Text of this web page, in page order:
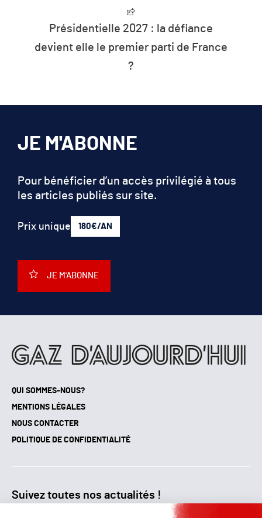
2027 : la défiance
le premier parti de France
QUI SOMMES-NOUS?
MENTIONS LÉGALES
NOUS CONTACTER
POLITIQUE DE CONFIDENTIALITÉ
Suivez toutes nos actualités !
JE M'ABONNE
Pour bénéficier d’un accès privilégié à tous
les articles publiés sur site.
Prix unique 180€/AN
JE M'ABONNE